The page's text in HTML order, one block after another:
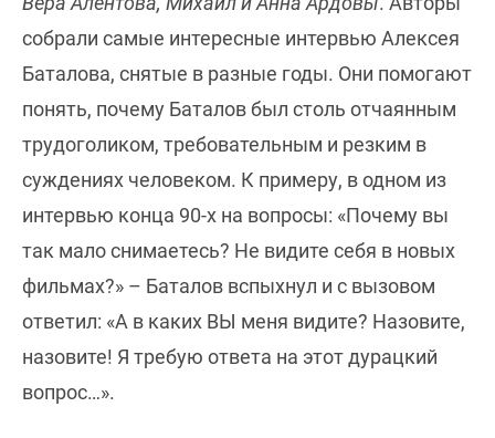
собрали самые интересные интервью Алексея
Баталова, снятые в разные годы. Они помогают
понять, почему Баталов был столь отчаянным
трудоголиком, требовательным и резким в
суждениях человеком. К примеру, в одном из
интервью конца 90-х на вопросы: «Почему вы
так мало снимаетесь? Не видите себя в новых
фильмах?» – Баталов вспыхнул и с вызовом
ответил: «А в каких ВЫ меня видите? Назовите,
назовите! Я требую ответа на этот дурацкий
вопрос…».